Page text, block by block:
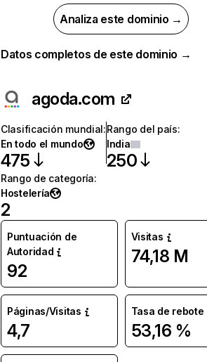
Analiza este dominio →
Datos completos de este dominio →
agoda.com
Clasificación mundial:
En todo el mundo
475
Rango del país:
India
250
Rango de categoría:
Hostelería
2
Puntuación de
Autoridad
92
Visitas
74,18 M
Páginas/Visitas
4,7
Tasa de rebote
53,16 %